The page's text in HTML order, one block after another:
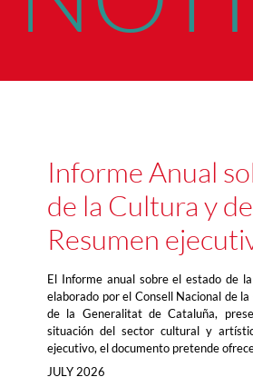
Informe Anual
de la Cultura y
Resumen
El Informe anual sobre el estado de
elaborado por el Consell Nacional de
de la Generalitat de Cataluña,
situación del sector cultural y
ejecutivo, el documento pretende
JULY 2026